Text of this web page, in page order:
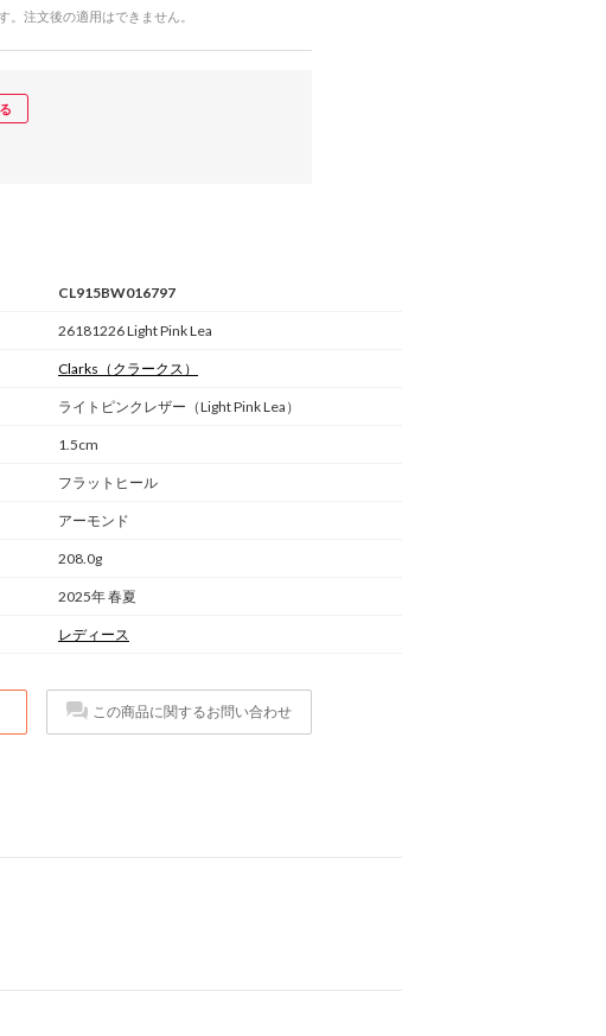
注文後の適用はできません。
CL915BW016797
26181226 Light Pink Lea
Clarks （クラークス）
ライトピンクレザー（Light Pink Lea）
1.5cm
フラットヒール
アーモンド
208.0g
2025年 春夏
レディース
この商品に関するお問い合わせ